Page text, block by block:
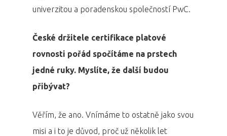
univerzitou a poradenskou společností PwC.
České držitele certifikace platové
rovnosti pořád spočítáme na prstech
jedné ruky. Myslíte, že další budou
přibývat?
Věřím, že ano. Vnímáme to ostatně jako svou
misi a i to je důvod, proč už několik let